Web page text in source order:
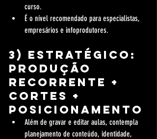
curso.
É o nível recomendado para especialistas,
empresários e infoprodutores.
3) Estratégico:
produção
recorrente +
cortes +
posicionamento
Além de gravar e editar aulas, contempla
planejamento de conteúdo, identidade,